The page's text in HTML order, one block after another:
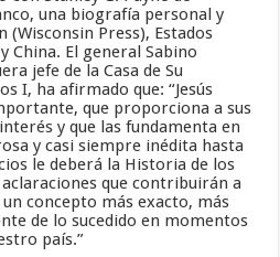
una biografía personal y
(Wisconsin Press), Estados
China. El general Sabino
jefe de la Casa de Su
I, ha afirmado que: “Jesús
que proporciona a sus
y que las fundamenta en
y casi siempre inédita hasta
le deberá la Historia de los
que contribuirán a
concepto más exacto, más
de lo sucedido en momentos
país.”